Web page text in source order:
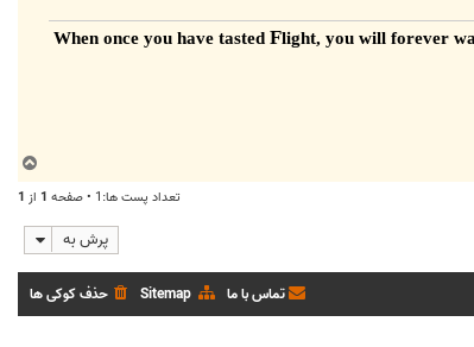
Flight, you will forever
ا
تعداد پست ها:1 • صفحه 1 از 1
پرش به
حذف کوکی ها Sitemap تماس با ما